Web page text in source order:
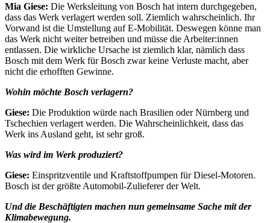
Mia Giese: Die Werksleitung von Bosch hat intern durchgegeben,
dass das Werk verlagert werden soll. Ziemlich wahrscheinlich. Ihr
Vorwand ist die Umstellung auf E-Mobilität. Deswegen könne man
das Werk nicht weiter betreiben und müsse die Arbeiter:innen
entlassen. Die wirkliche Ursache ist ziemlich klar, nämlich dass
Bosch mit dem Werk für Bosch zwar keine Verluste macht, aber
nicht die erhofften Gewinne.
Wohin möchte Bosch verlagern?
Giese: Die Produktion würde nach Brasilien oder Nürnberg und
Tschechien verlagert werden. Die Wahrscheinlichkeit, dass das
Werk ins Ausland geht, ist sehr groß.
Was wird im Werk produziert?
Giese: Einspritzventile und Kraftstoffpumpen für Diesel-Motoren.
Bosch ist der größte Automobil-Zulieferer der Welt.
Und die Beschäftigten machen nun gemeinsame Sache mit der
Klimabewegung.